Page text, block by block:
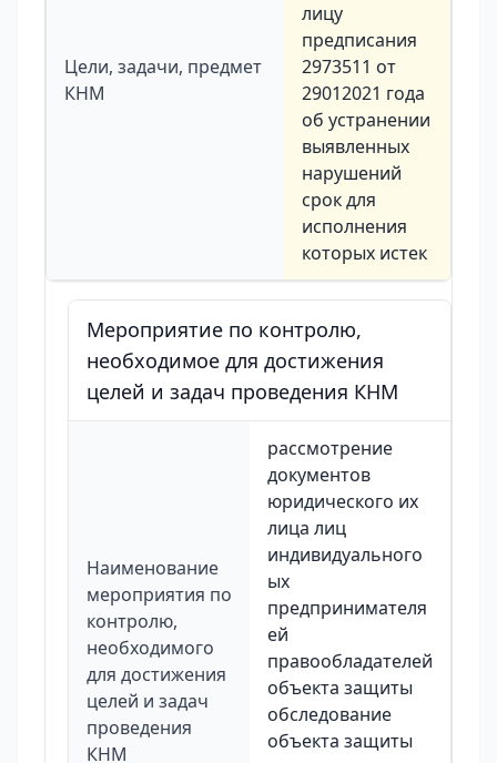
Цели, задачи, предмет
КНМ
лицу
предписания
2973511 от
29012021 года
об устранении
выявленных
нарушений
срок для
исполнения
которых истек
Мероприятие по контролю,
необходимое для достижения
целей и задач проведения КНМ
Наименование
мероприятия по
контролю,
необходимого
для достижения
целей и задач
проведения
КНМ
рассмотрение
документов
юридического их
лица лиц
индивидуального
ых
предпринимателя
ей
правообладателей
объекта защиты
обследование
объекта защиты